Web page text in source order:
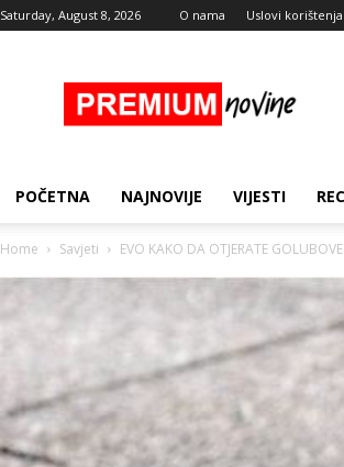
Saturday, August 8, 2026 O nama Uslovi korištenja
Novine
POČETNA NAJNOVIJE VIJESTI
Home Savjeti EVO KAKO DA OTJERATE